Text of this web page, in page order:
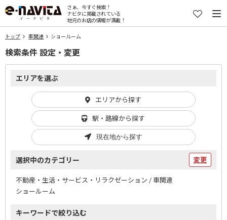
さぁ、今すぐ検索！
ナビタに掲載されている
地元のお店の情報が満載！
トップ 車関連 ショールーム
検索条件 設定・変更
エリアを選ぶ
エリアから探す
駅・路線から探す
現在地から探す
選択中のカテゴリー 変更
不動産・生活・サービス・リラクゼーション / 車関連
ショールーム
キーワードで絞り込む